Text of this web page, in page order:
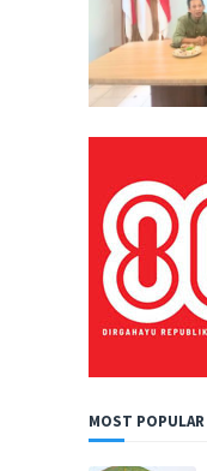
MOST POPULAR